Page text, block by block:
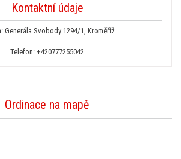
Kontaktní údaje
Generála Svobody 1294/1, Kroměříž
Telefon: +420777255042
Ordinace na mapě